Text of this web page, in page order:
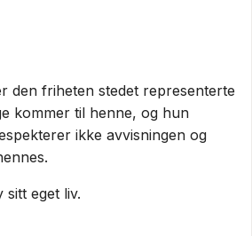
den friheten stedet representerte
kommer til henne, og hun
ikke avvisningen og
eget liv.